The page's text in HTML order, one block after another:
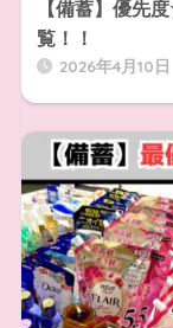
【備蓄】優先
覧！！
2026年4月10日